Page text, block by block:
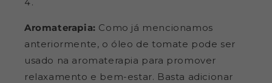
Aromaterapia: Como já mencionamos
anteriormente, o óleo de tomate pode ser
usado na aromaterapia para promover
relaxamento e bem-estar. Basta adicionar